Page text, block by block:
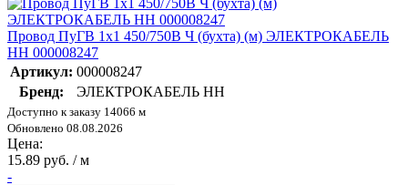
Провод ПуГВ 1х1 450/750В Ч (бухта) (м) ЭЛЕКТРОКАБЕЛЬ
НН 000008247
Артикул: 000008247
Бренд:
ЭЛЕКТРОКАБЕЛЬ НН
Доступно к заказу 14066 м
Обновлено 08.08.2026
Цена:
15.89 руб. / м
-